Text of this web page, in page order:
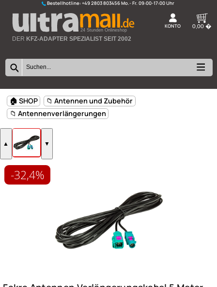
Bestellhotline:+49 2803 803456
24 Stunden Onlineshop
🏠 SHOP
📁 Antennen und Zubehör
📁 Antennenverlängerungen
▲ ▼
-32,4%